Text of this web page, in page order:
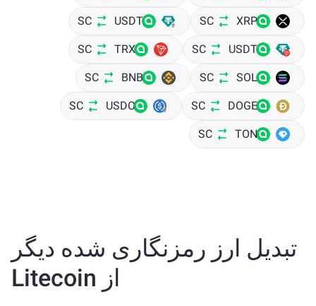
XRP
SC
USDT
SC
USDT
SC
TRX
SC
SOL
SC
BNB
SC
DOGE
SC
USDC
SC
TON
SC
تبدیل ارز رمزنگاری شده دیگر
از Litecoin